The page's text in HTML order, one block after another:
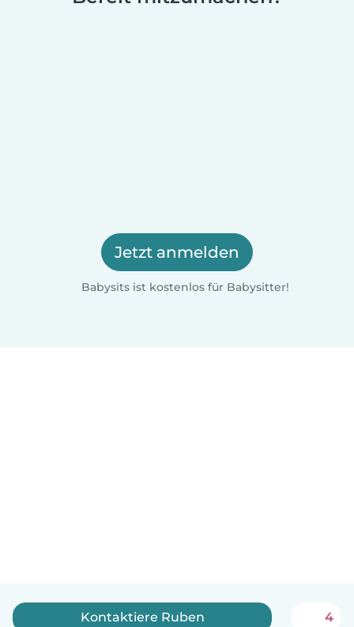
Jetzt anmelden
Babysits ist kostenlos für Babysitter!
Kontaktiere Ruben 4